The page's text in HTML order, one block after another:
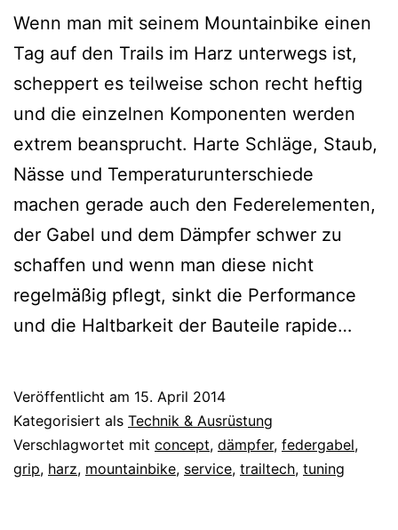
Wenn man mit seinem Mountainbike einen
Tag auf den Trails im Harz unterwegs ist,
scheppert es teilweise schon recht heftig
und die einzelnen Komponenten werden
extrem beansprucht. Harte Schläge, Staub,
Nässe und Temperaturunterschiede
machen gerade auch den Federelementen,
der Gabel und dem Dämpfer schwer zu
schaffen und wenn man diese nicht
regelmäßig pflegt, sinkt die Performance
und die Haltbarkeit der Bauteile rapide…
Veröffentlicht am 15. April 2014
Kategorisiert als Technik & Ausrüstung
Verschlagwortet mit concept, dämpfer, federgabel,
grip, harz, mountainbike, service, trailtech, tuning